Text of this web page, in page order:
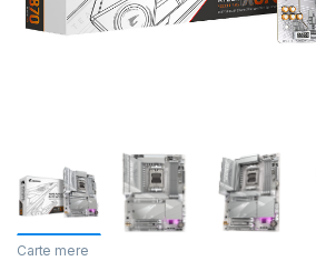
Carte mere